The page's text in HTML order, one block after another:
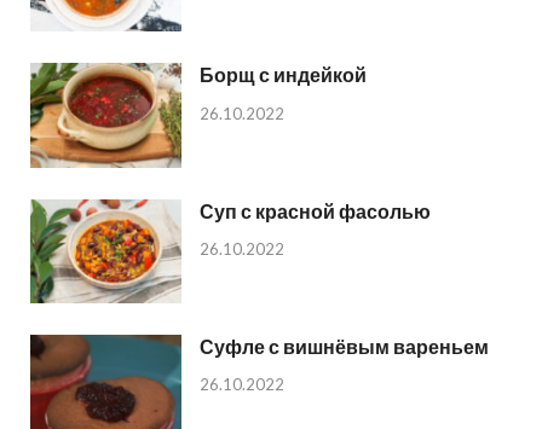
Борщ с индейкой
26.10.2022
Суп с красной фасолью
26.10.2022
Суфле с вишнёвым вареньем
26.10.2022